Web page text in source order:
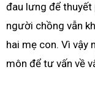
đau lưng để thuyết
người chồng vẫn
hai mẹ con. Vì vậy
môn để tư vấn về